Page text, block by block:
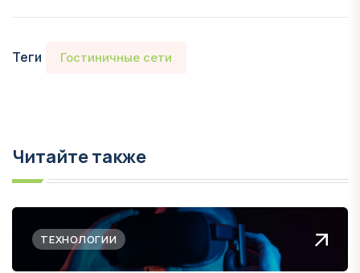
Теги Гостиничные сети
Читайте также
ТЕХНОЛОГИИ